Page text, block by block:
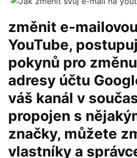
změnit e-
YouTube,
pokynů pro
adresy účtu
váš kanál v
propojen s
značky, můžete
vlastníky a